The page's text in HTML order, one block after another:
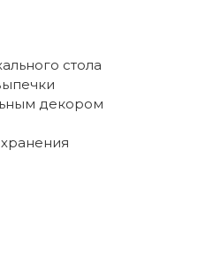
стола
декором